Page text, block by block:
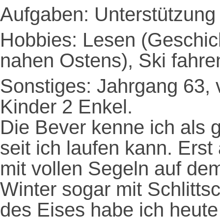
Aufgaben:
Hobbies: Lesen
nahen Ostens), Ski
Sonstiges: Jahrgang 63,
Kinder 2 Enkel.
Die Bever kenne ich als
seit ich laufen kann.
mit vollen Segeln auf
Winter sogar mit
des Eises habe ich